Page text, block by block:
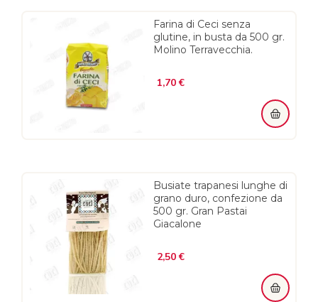
Farina di Ceci senza
glutine, in busta da 500 gr.
Molino Terravecchia.
1,70 €
Busiate trapanesi lunghe di
grano duro, confezione da
500 gr. Gran Pastai
Giacalone
2,50 €